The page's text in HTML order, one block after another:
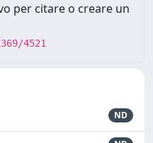
per citare o creare un
4521
ND